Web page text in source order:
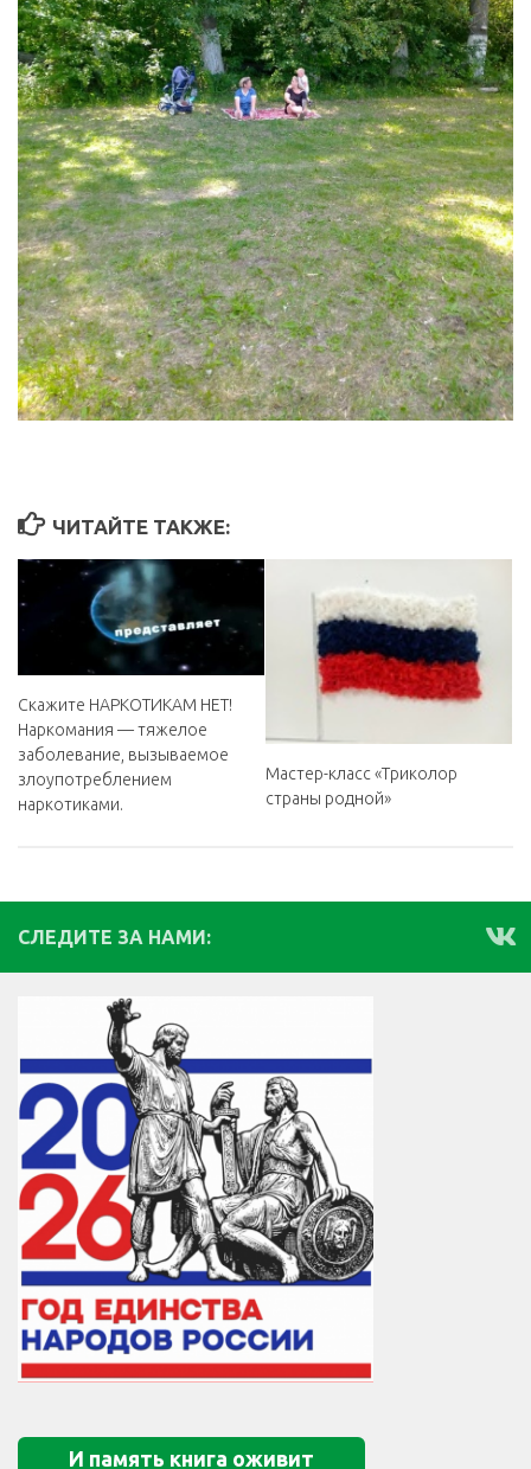
ЧИТАЙТЕ ТАКЖЕ:
Скажите НАРКОТИКАМ НЕТ!
Наркомания — тяжелое
заболевание, вызываемое
злоупотреблением
наркотиками.
Мастер-класс «Триколор
страны родной»
СЛЕДИТЕ ЗА НАМИ:
И память книга оживит